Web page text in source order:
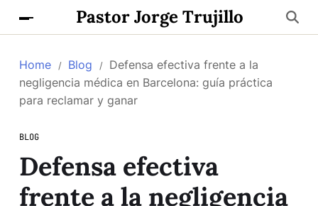
Pastor Jorge Trujillo
Home Blog
Defensa efectiva frente a la
negligencia médica en Barcelona: guía práctica
para reclamar y ganar
BLOG
Defensa efectiva
frente a la negligencia